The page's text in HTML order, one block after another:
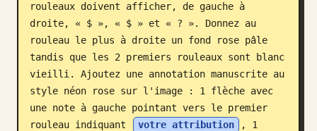
rouleaux doivent afficher, de gauche à
droite, « $ », « $ » et « ? ». Donnez au
rouleau le plus à droite un fond rose pâle
tandis que les 2 premiers rouleaux sont blanc
vieilli. Ajoutez une annotation manuscrite au
style néon rose sur l'image : 1 flèche avec
une note à gauche pointant vers le premier
rouleau indiquant
votre attribution
, 1